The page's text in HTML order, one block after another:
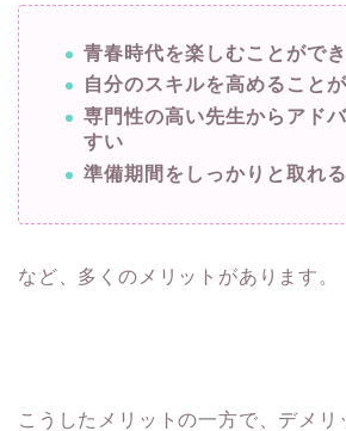
青春時代を楽しむことがで
自分のスキルを高めること
専門性の高い先生からアド
すい
準備期間をしっかりと取れる
など、多くのメリットがあります。
こうしたメリットの一方で、デメリ